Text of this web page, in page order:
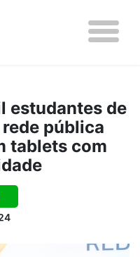
estudantes de
pública
tablets com